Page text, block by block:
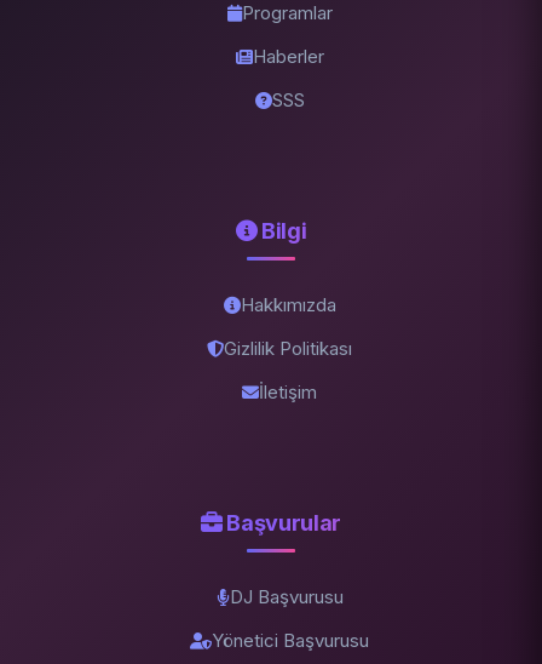
Programlar
Haberler
SSS
Bilgi
Hakkımızda
Gizlilik Politikası
İletişim
Başvurular
DJ Başvurusu
Yönetici Başvurusu